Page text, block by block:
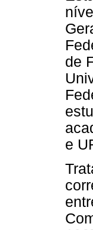
de
e